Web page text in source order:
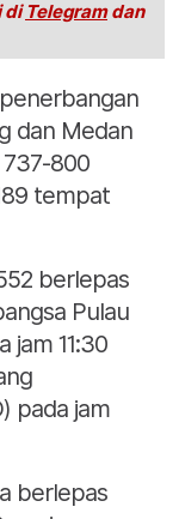
di Telegramdan
dan Medan
800
tempat
berlepas
Pulau
jam 11:30
pada jam
berlepas